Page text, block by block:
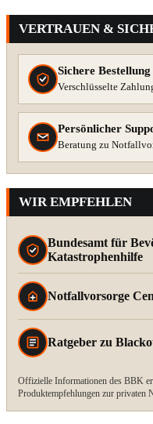
VERTRAUEN &
Sichere Bestellung
Verschlüsselte
Persönlicher
Beratung zu
WIR EMPFEHLEN
Bundesamt für
Katastrophenhilfe
Notfallvorsorge
Ratgeber zu
Offizielle Informationen des BBK
Produktempfehlungen zur privaten